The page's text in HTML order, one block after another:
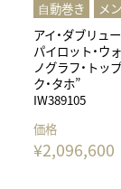
⾃動巻き
メ
アイ・ダブリュ
パイロット・ウ
ノグラフ・トッ
ク・タホ”
IW389105
価格
¥2,096,600